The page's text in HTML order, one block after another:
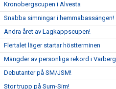
Kronobergscupen i Alvesta
Snabba simningar i hemmabassängen!
Andra året av Lagkappscupen!
Flertalet läger startar höstterminen
Mängder av personliga rekord i Varberg
Debutanter på SM/JSM!
Stor trupp på Sum-Sim!